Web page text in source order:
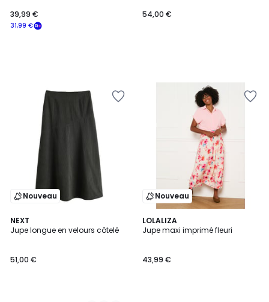
31,99 €
39,99 € 54,00 €
Nouveau
NEXT
Jupe longue en velours côtelé
51,00 €
2
Couleurs
Nouveau
LOLALIZA
Jupe maxi imprimé fleuri
43,99 €